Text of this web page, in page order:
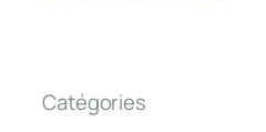
Catégories